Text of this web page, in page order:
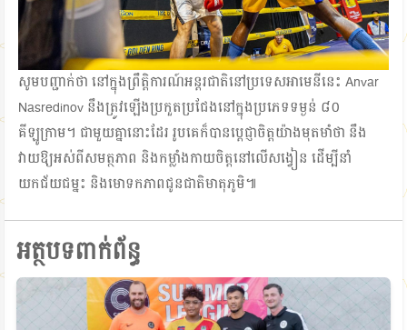
សូមបញ្ជាក់ថា នៅក្នុងព្រឹត្តិការណ៍អន្តរជាតិនៅប្រទេសអាមេនីនេះ Anvar
Nasredinov នឹងត្រូវឡើងប្រកួតប្រជែងនៅក្នុងប្រភេទទម្ងន់ ៨០
គីឡូក្រាម។ ជាមួយគ្នានោះដែរ រូបគេក៏បានប្តេជ្ញាចិត្តយ៉ាងមុតមាំថា នឹង
វាយឱ្យអស់ពីសមត្ថភាព និងកម្លាំងកាយចិត្តនៅលើសង្វៀន ដើម្បីនាំ
យកជ័យជម្នះ និងមោទកភាពជូនជាតិមាតុភូមិ៕
អត្ថបទពាក់ព័ន្ធ